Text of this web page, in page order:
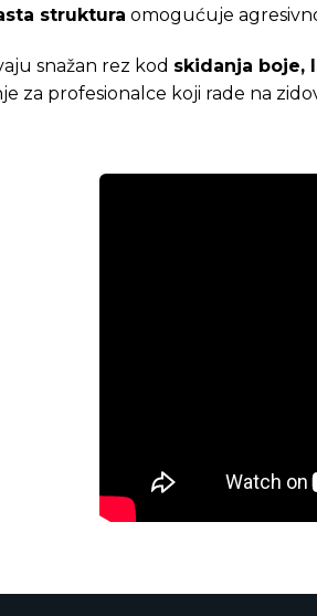
struktura omogućuje
snažan rez kod skidanja boje,
za profesionalce koji rade na